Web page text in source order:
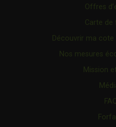
Offres
Carte de
Découvrir ma
Nos mesures
Mission